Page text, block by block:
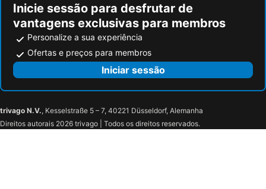
Inicie sessão para desfrutar de
vantagens exclusivas para membros
Personalize a sua experiência
Ofertas e preços para membros
Iniciar sessão
trivago N.V., Kesselstraße 5 – 7, 40221 Düsseldorf, Alemanha
Direitos autorais 2026 trivago | Todos os direitos reservados.